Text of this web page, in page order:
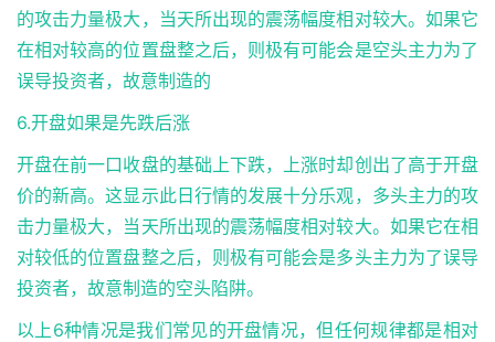
的攻击力量极大，当天所出现的震荡幅度相对较大。如果它
在相对较高的位置盘整之后，则极有可能会是空头主力为了
误导投资者，故意制造的
6.开盘如果是先跌后涨
开盘在前一口收盘的基础上下跌，上涨时却创出了高于开盘
价的新高。这显示此日行情的发展十分乐观，多头主力的攻
击力量极大，当天所出现的震荡幅度相对较大。如果它在相
对较低的位置盘整之后，则极有可能会是多头主力为了误导
投资者，故意制造的空头陷阱。
以上6种情况是我们常见的开盘情况，但任何规律都是相对